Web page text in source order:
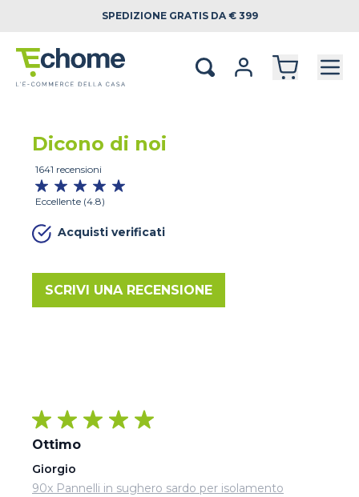
SPEDIZIONE GRATIS DA € 399
Dicono di noi
1641 recensioni
Eccellente (4.8)
Acquisti verificati
SCRIVI UNA RECENSIONE
Ottimo
Giorgio
90x Pannelli in sughero sardo per isolamento